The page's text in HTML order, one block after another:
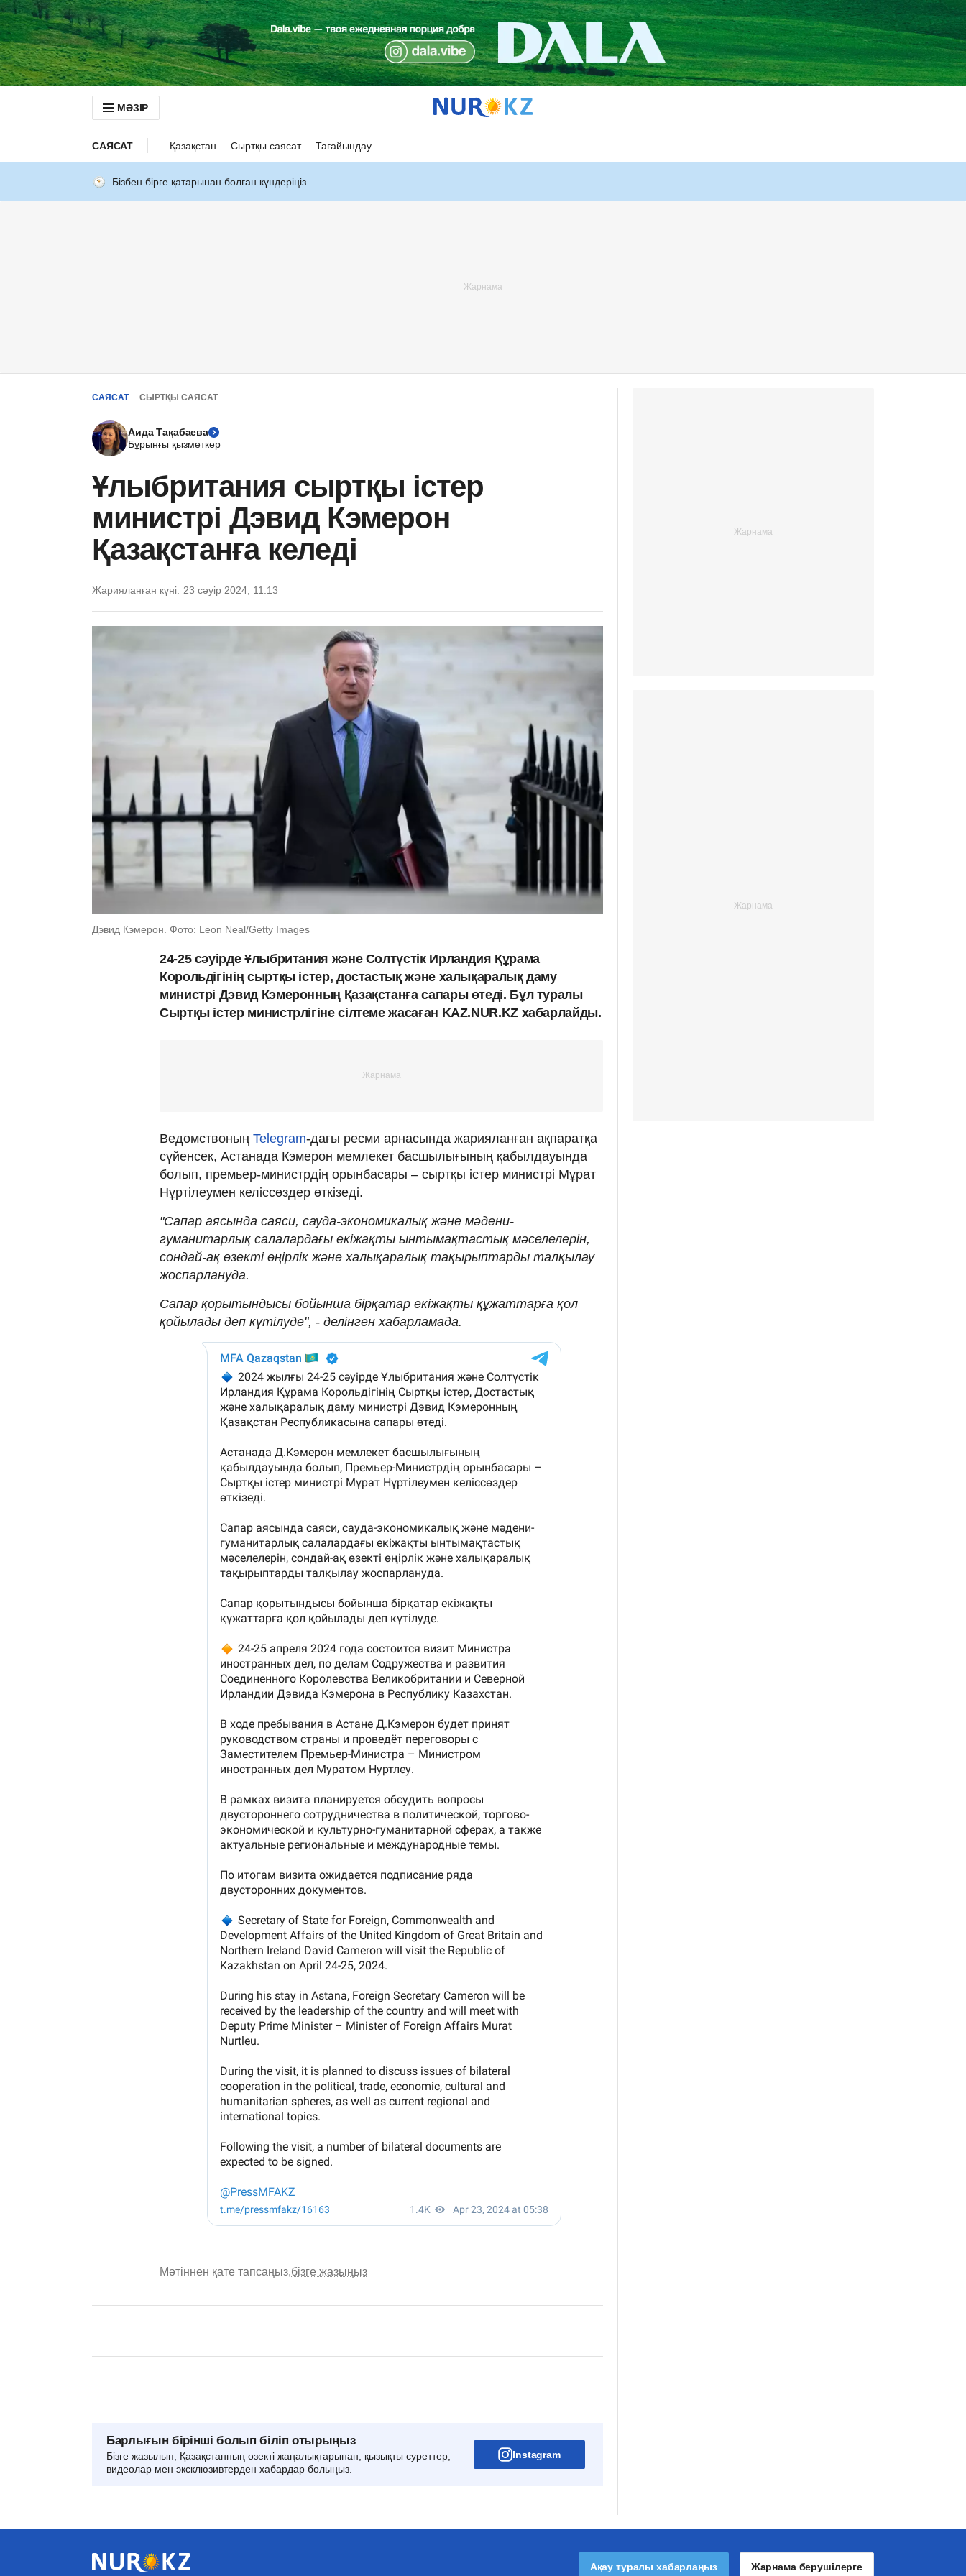
МӘЗІР
САЯСАТ Қазақстан Сыртқы саясат Тағайындау
Бізбен бірге қатарынан болған күндеріңіз
САЯСАТ СЫРТҚЫ САЯСАТ
Аида Тақабаева
Бұрынғы қызметкер
Ұлыбритания сыртқы істер
министрі Дэвид Кэмерон
Қазақстанға келеді
Жарияланған күні: 23 сәуір 2024, 11:13
Дэвид Кэмерон. Фото: Leon Neal/Getty Images
24-25 сәуірде Ұлыбритания және Солтүстік Ирландия Құрама
Корольдігінің сыртқы істер, достастық және халықаралық даму
министрі Дэвид Кэмеронның Қазақстанға сапары өтеді. Бұл туралы
Сыртқы істер министрлігіне сілтеме жасаған KAZ.NUR.KZ хабарлайды.
Ведомствоның Telegram-дағы ресми арнасында жарияланған ақпаратқа
сүйенсек, Астанада Кэмерон мемлекет басшылығының қабылдауында
болып, премьер-министрдің орынбасары – сыртқы істер министрі Мұрат
Нұртілеумен келіссөздер өткізеді.
"Сапар аясында саяси, сауда-экономикалық және мәдени-
гуманитарлық салалардағы екіжақты ынтымақтастық мәселелерін,
сондай-ақ өзекті өңірлік және халықаралық тақырыптарды талқылау
жоспарлануда.
Сапар қорытындысы бойынша бірқатар екіжақты құжаттарға қол
қойылады деп күтілуде", - делінген хабарламада.
Мәтіннен қате тапсаңыз,бізге жазыңыз
Барлығын бірінші болып біліп отырыңыз
Бізге жазылып, Қазақстанның өзекті жаңалықтарынан, қызықты суреттер,
видеолар мен эксклюзивтерден хабардар болыңыз.
Instagram
Ақау туралы хабарлаңыз Жарнама берушілерге